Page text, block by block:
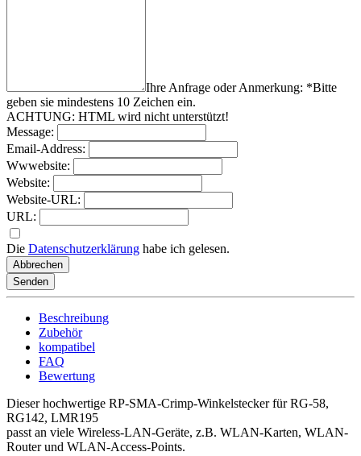
Ihre Anfrage oder Anmerkung: *Bitte
geben sie mindestens 10 Zeichen ein.
ACHTUNG: HTML wird nicht unterstützt!
Message:
Email-Address:
Wwwebsite:
Website:
Website-URL:
URL:
Die Datenschutzerklärung habe ich gelesen.
Abbrechen
Senden
Beschreibung
Zubehör
kompatibel
FAQ
Bewertung
Dieser hochwertige RP-SMA-Crimp-Winkelstecker für RG-58,
RG142, LMR195
passt an viele Wireless-LAN-Geräte, z.B. WLAN-Karten, WLAN-
Router und WLAN-Access-Points.